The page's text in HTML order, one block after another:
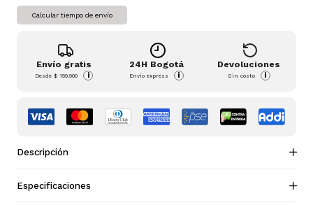
Calcular tiempo de envío
Envío gratis
Desde$ 159.900 i
24H Bogotá
Envío express i
Devoluciones
Sin costo i
Descripción
Especificaciones